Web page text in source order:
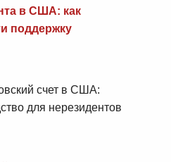
в США: как
поддержку